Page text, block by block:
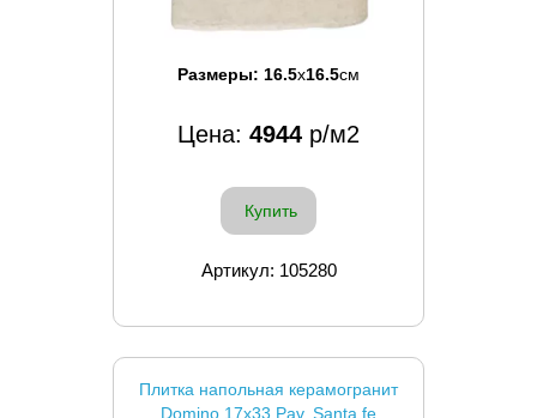
Размеры: 16.5x16.5см
Цена: 4944 р/м2
Купить
Артикул: 105280
Плитка напольная керамогранит
Domino 17x33 Pav. Santa fe